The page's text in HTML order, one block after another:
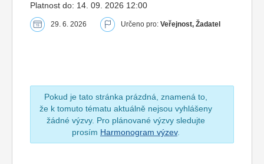
Platnost do: 14. 09. 2026 12:00
29. 6. 2026 Určeno pro: Veřejnost, Žadatel
Pokud je tato stránka prázdná, znamená to,
že k tomuto tématu aktuálně nejsou vyhlášeny
žádné výzvy. Pro plánované výzvy sledujte
prosím Harmonogram výzev.